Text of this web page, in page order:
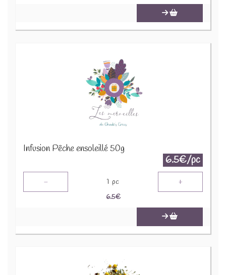
Infusion Pêche ensoleillé 50g
6.5€/pc
- 1 pc +
6.5€